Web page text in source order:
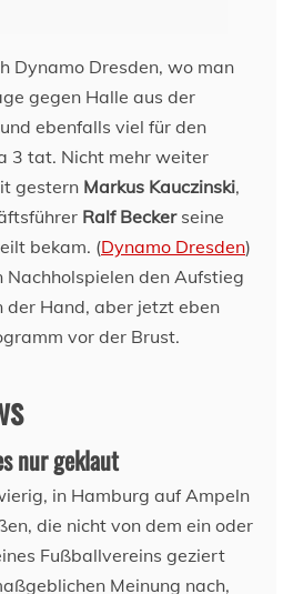
Dynamo Dresden, wo man
gegen Halle aus der
ebenfalls viel für den
3 tat. Nicht mehr weiter
gestern Markus Kauczinski,
Ralf Beckerseine
bekam. (Dynamo Dresden)
den Aufstieg
der Hand, aber jetzt eben
vor der Brust.
nur geklaut
in Hamburg auf Ampeln
die nicht von dem ein oder
Fußballvereins geziert
Meinung nach,